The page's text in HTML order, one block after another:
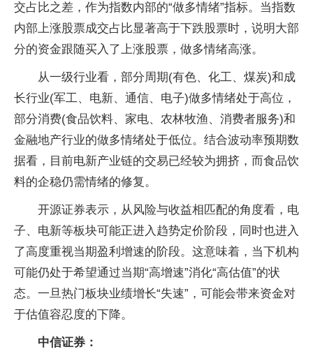
交占比之差，作为指数内部的“做多情绪”指标。当指数
内部上涨股票成交占比显著高于下跌股票时，说明大部
分的资金跟随买入了上涨股票，做多情绪高涨。
从一级行业看，部分周期(有色、化工、煤炭)和成
长行业(军工、电新、通信、电子)做多情绪处于高位，
部分消费(食品饮料、家电、农林牧渔、消费者服务)和
金融地产行业的做多情绪处于低位。结合波动率预期数
据看，目前电新产业链的交易已经较为拥挤，而食品饮
料的企稳仍需情绪的修复。
开源证券表示，从风险与收益相匹配的角度看，电
子、电新等板块可能正进入趋势定价阶段，同时也进入
了高度重视当期盈利增速的阶段。这意味着，当下机构
可能仍处于希望通过当期“高增速”消化“高估值”的状
态。一旦热门板块业绩增长“失速”，可能会带来资金对
于估值容忍度的下降。
中信证券：